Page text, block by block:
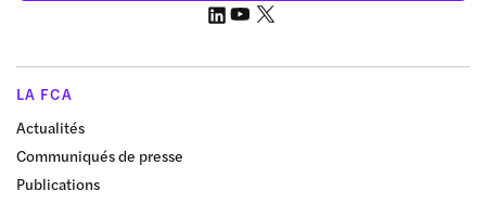
LA FCA
Actualités
Communiqués de presse
Publications